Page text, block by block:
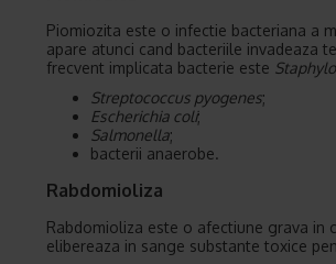
Piomiozita este o infectie bacteriana a
apare atunci cand bacteriile invadeaza
frecvent implicata bacterie este
Streptococcus pyogenes;
Escherichia coli;
Salmonella;
bacterii anaerobe.
Rabdomioliza
Rabdomioliza este o afectiune grava in
elibereaza in sange substante toxice